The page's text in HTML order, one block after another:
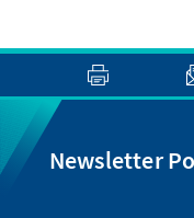
Newsletter